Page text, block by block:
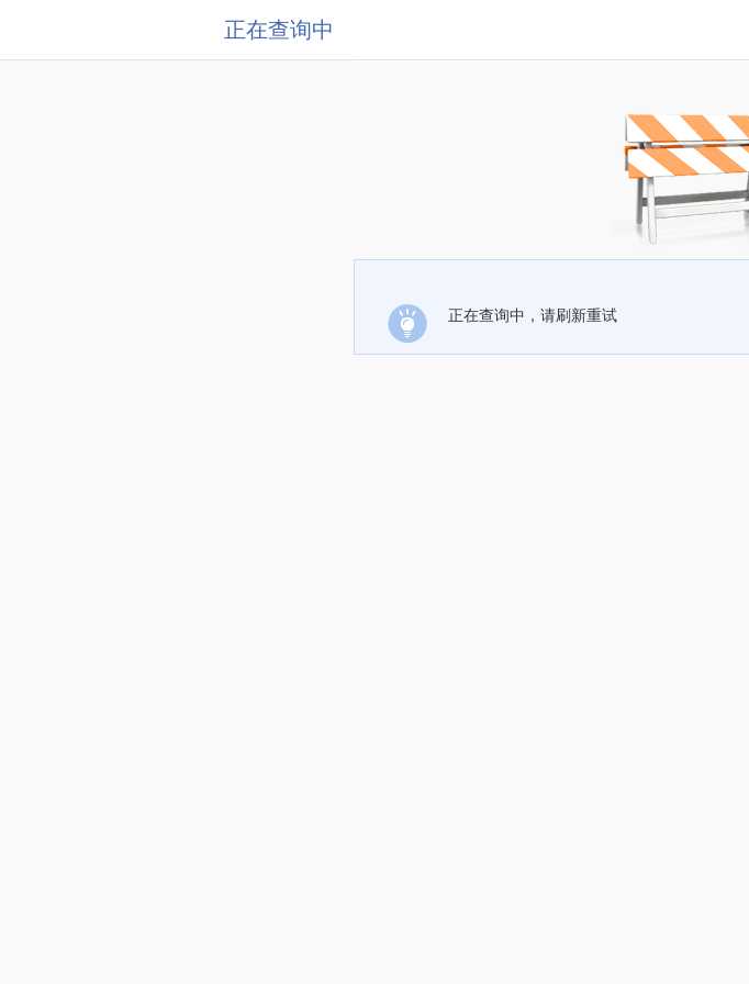
正在查询中
正在查询中，请刷新重试